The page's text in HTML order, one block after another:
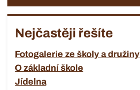
Nejčastěji řešíte
Fotogalerie ze školy a družiny
O základní škole
Jídelna